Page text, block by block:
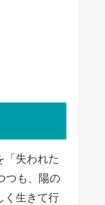
「失われた
つも、陽の
く生きて行